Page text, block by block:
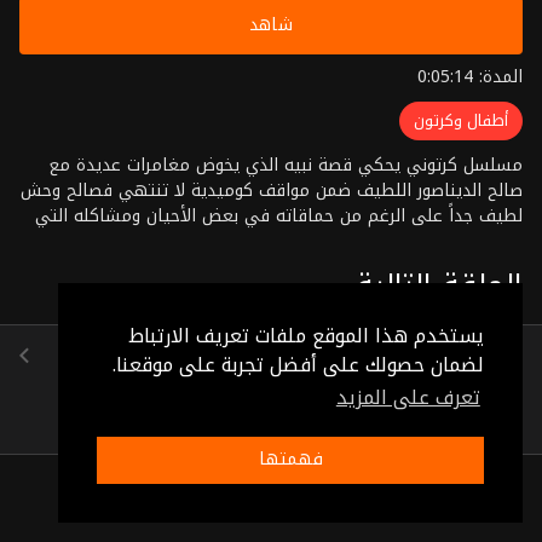
يستخدم هذا الموقع ملفات تعريف الارتباط
لضمان حصولك على أفضل تجربة على موقعنا.
تعرف على المزيد
فهمتها
شاهد
المدة: 0:05:14
أطفال وكرتون
مسلسل كرتوني يحكي قصة نبيه الذي يخوض مغامرات عديدة مع
صالح الديناصور اللطيف ضمن مواقف كوميدية لا تنتهي فصالح وحش
لطيف جداً على الرغم من حماقاته في بعض الأحيان ومشاكله التي
الحلقة التالية
الحلقة 39
(0:05:10)